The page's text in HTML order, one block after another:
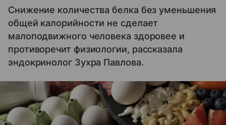
Снижение количества белка без уменьшения
общей калорийности не сделает
малоподвижного человека здоровее и
противоречит физиологии, рассказала
эндокринолог Зухра Павлова.